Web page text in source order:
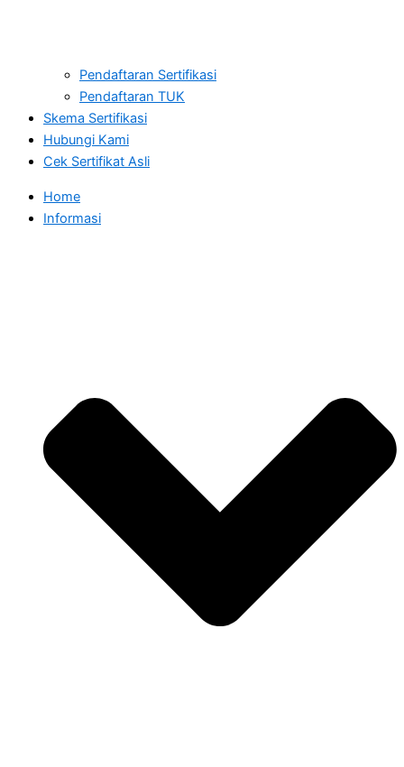
Pendaftaran Sertifikasi
Pendaftaran TUK
Skema Sertifikasi
Hubungi Kami
Cek Sertifikat Asli
Home
Informasi